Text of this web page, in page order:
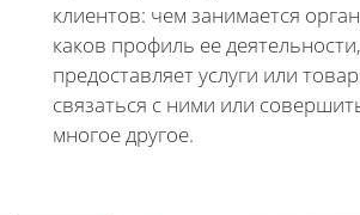
клиентов: чем занимается
каков профиль ее
предоставляет услуги или
связаться с ними или
многое другое.